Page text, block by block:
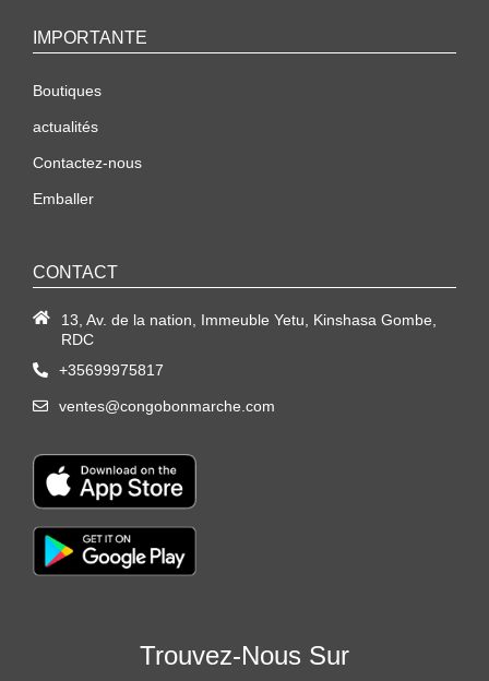
IMPORTANTE
Boutiques
actualités
Contactez-nous
Emballer
CONTACT
13, Av. de la nation, Immeuble Yetu, Kinshasa Gombe,
RDC
+35699975817
ventes@congobonmarche.com
Trouvez-Nous Sur